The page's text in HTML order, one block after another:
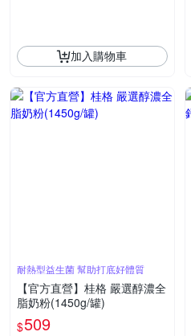
加入購物車
耐熱型益生菌 幫助打底好體質
【官方直營】桂格 嚴選醇濃全
脂奶粉(1450g/罐)
$509